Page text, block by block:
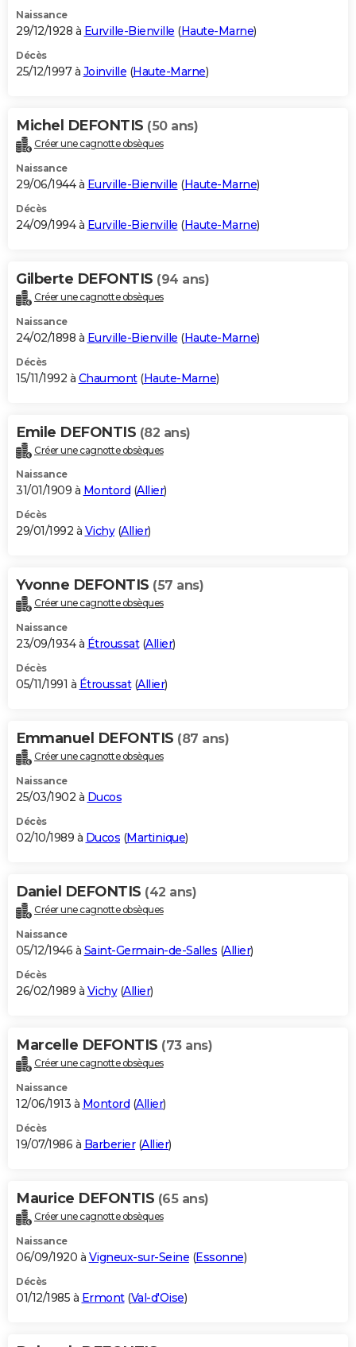
Naissance
29/12/1928 à Eurville-Bienville (Haute-Marne)
Décès
25/12/1997 à Joinville (Haute-Marne)
Michel DEFONTIS (50 ans)
Créer une cagnotte obsèques
Naissance
29/06/1944 à Eurville-Bienville (Haute-Marne)
Décès
24/09/1994 à Eurville-Bienville (Haute-Marne)
Gilberte DEFONTIS (94 ans)
Créer une cagnotte obsèques
Naissance
24/02/1898 à Eurville-Bienville (Haute-Marne)
Décès
15/11/1992 à Chaumont(Haute-Marne)
Emile DEFONTIS (82 ans)
Créer une cagnotte obsèques
Naissance
31/01/1909 à Montord (Allier)
Décès
29/01/1992 à Vichy(Allier)
Yvonne DEFONTIS (57 ans)
Créer une cagnotte obsèques
Naissance
23/09/1934 à Étroussat(Allier)
Décès
05/11/1991 à Étroussat(Allier)
Emmanuel DEFONTIS (87 ans)
Créer une cagnotte obsèques
Naissance
25/03/1902 à Ducos
Décès
02/10/1989 à Ducos (Martinique)
Daniel DEFONTIS (42 ans)
Créer une cagnotte obsèques
Naissance
05/12/1946 à Saint-Germain-de-Salles (Allier)
Décès
26/02/1989 à Vichy(Allier)
Marcelle DEFONTIS (73 ans)
Créer une cagnotte obsèques
Naissance
12/06/1913 à Montord (Allier)
Décès
19/07/1986 à Barberier(Allier)
Maurice DEFONTIS (65 ans)
Créer une cagnotte obsèques
Naissance
06/09/1920 à Vigneux-sur-Seine (Essonne)
Décès
01/12/1985 à Ermont(Val-d'Oise)